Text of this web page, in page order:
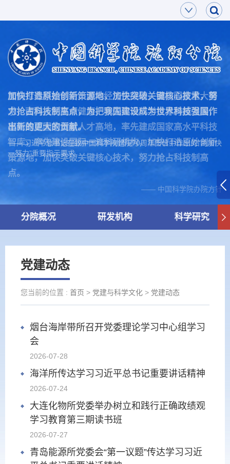
面向世界科技前沿，面向经济主战场，面向国家重大需
求，面向人民生命健康，率先实现科学技术跨越发展，
率先建成国家创新人才高地，率先建成国家高水平科技
智库，率先建设国际一流科研机构，加快打造原始创新
策源地，加快突破关键核心技术，努力抢占科技制高
点。
—— 中国科学院办院方针
加快打造原始创新策源地，加快突破关键核心技术，努
力抢占科技制高点，为把我国建设成为世界科技强国作
出新的更大的贡献。
—— 习近平总书记在致中国科学院建院70周年贺信中作出的“两加快
一努力”重要指示要求
分院概况 研发机构 科学研究
党建动态
您当前的位置 : 首页 > 党建与科学文化 > 党建动态
烟台海岸带所召开党委理论学习中心组学习
会
2026-07-28
海洋所传达学习习近平总书记重要讲话精神
2026-07-24
大连化物所党委举办树立和践行正确政绩观
学习教育第三期读书班
2026-07-27
青岛能源所党委会“第一议题”传达学习习近